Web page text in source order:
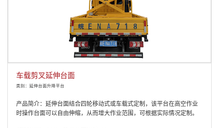
车载剪叉延伸台面
类别：延伸台面升降平台
产品简介：延伸台面结合四轮移动式或车载式定制，该平台在高空作业
时操作台面可以自由伸缩，从而增大作业范围，可根据实际情况定制。